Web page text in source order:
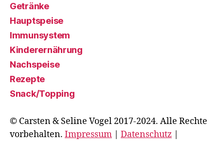
Getränke
Hauptspeise
Immunsystem
Kinderernährung
Nachspeise
Rezepte
Snack/Topping
© Carsten & Seline Vogel 2017-2024. Alle Rechte
vorbehalten. Impressum | Datenschutz |